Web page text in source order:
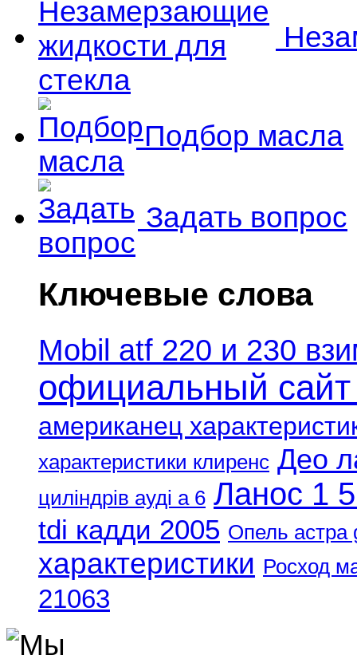
Подбор масла
Задать вопрос
Ключевые слова
Mobil atf 220 и 230
официальный сайт
американец
характеристики клиренс Део
циліндрів ауді а 6 Ланос 1
tdi кадди 2005 Опель астра
характеристики Росход
21063